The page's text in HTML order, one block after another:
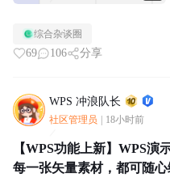
综合杂谈圈
69 106 分享
WPS 冲浪队长
社区管理员 18小时前
【WPS功能上新】WPS演
每一张矢量素材，都可随